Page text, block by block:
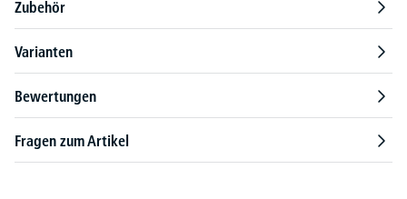
Zubehör
Varianten
Bewertungen
Fragen zum Artikel